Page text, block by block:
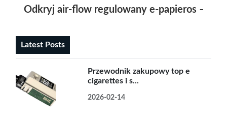
Odkryj air-flow regulowany e-papieros – jak
Latest Posts
Przewodnik zakupowy top e
cigarettes i s...
2026-02-14